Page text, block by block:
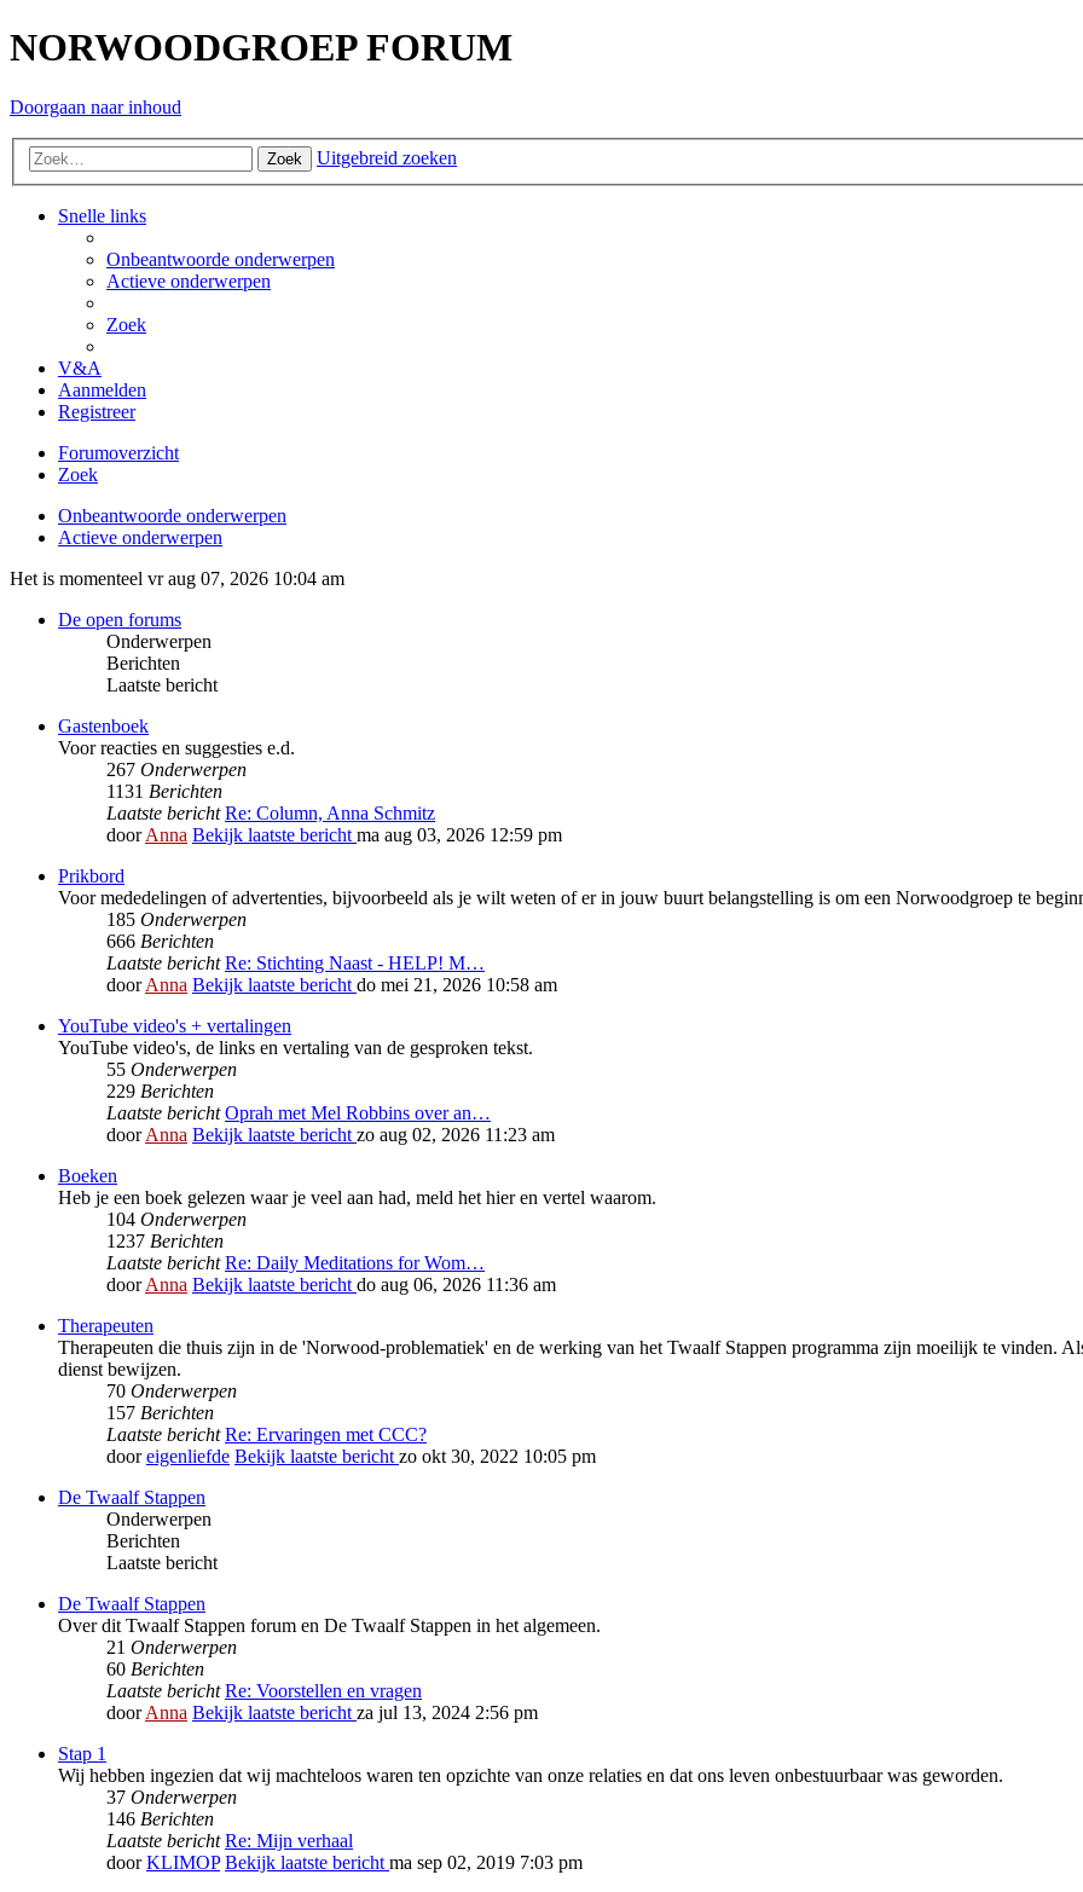
NORWOODGROEP FORUM
Doorgaan naar inhoud
Zoek Uitgebreid zoeken
Snelle links
Onbeantwoorde onderwerpen
Actieve onderwerpen
Zoek
V&A
Aanmelden
Registreer
Forumoverzicht
Zoek
Onbeantwoorde onderwerpen
Actieve onderwerpen
Het is momenteel vr aug 07, 2026 10:04 am
De open forums
Onderwerpen
Berichten
Laatste bericht
Gastenboek
Voor reacties en suggesties e.d.
267 Onderwerpen
1131 Berichten
Laatste bericht Re: Column, Anna Schmitz
doorAnna Bekijk laatste bericht ma aug 03, 2026 12:59 pm
Prikbord
Voor mededelingen of advertenties, bijvoorbeeld als je wilt weten of er in jouw buurt belangstelling is om een Norwoodgroep te
185 Onderwerpen
666 Berichten
Laatste bericht Re: Stichting Naast - HELP! M…
doorAnna Bekijk laatste bericht do mei 21, 2026 10:58 am
YouTube video's + vertalingen
YouTube video's, de links en vertaling van de gesproken tekst.
55 Onderwerpen
229 Berichten
Laatste bericht Oprah met Mel Robbins over an…
doorAnna Bekijk laatste bericht zo aug 02, 2026 11:23 am
Boeken
Heb je een boek gelezen waar je veel aan had, meld het hier en vertel waarom.
104 Onderwerpen
1237 Berichten
Laatste bericht Re: Daily Meditations for Wom…
doorAnna Bekijk laatste bericht do aug 06, 2026 11:36 am
Therapeuten
Therapeuten die thuis zijn in de 'Norwood-problematiek' en de werking van het Twaalf Stappen programma zijn moeilijk te vinden.
dienst bewijzen.
70 Onderwerpen
157 Berichten
Laatste bericht Re: Ervaringen met CCC?
dooreigenliefde Bekijk laatste bericht zo okt 30, 2022 10:05 pm
De Twaalf Stappen
Onderwerpen
Berichten
Laatste bericht
De Twaalf Stappen
Over dit Twaalf Stappen forum en De Twaalf Stappen in het algemeen.
21 Onderwerpen
60 Berichten
Laatste bericht Re: Voorstellen en vragen
doorAnna Bekijk laatste bericht za jul 13, 2024 2:56 pm
Stap 1
Wij hebben ingezien dat wij machteloos waren ten opzichte van onze relaties en dat ons leven onbestuurbaar was geworden.
37 Onderwerpen
146 Berichten
Laatste bericht Re: Mijn verhaal
doorKLIMOP Bekijk laatste bericht ma sep 02, 2019 7:03 pm